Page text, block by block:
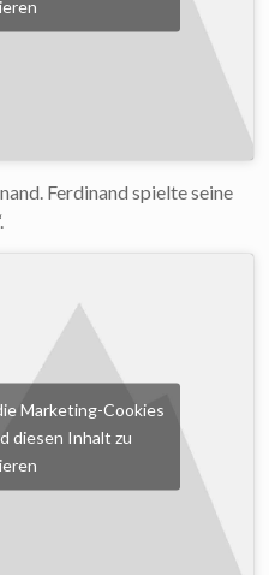
Ferdinand spielte seine
Marketing-Cookies
diesen Inhalt zu